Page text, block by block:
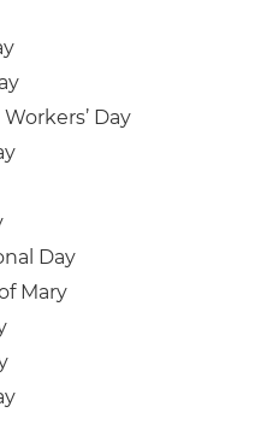
Day
Day
Mary